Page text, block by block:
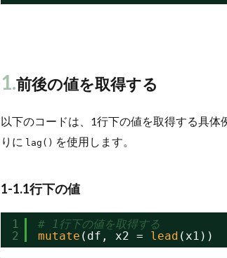
1.前後の値を取得する
以下のコードは、1行下の値を取得する具
りに lag() を使用します。
1-1.1行下の値
1
2
# 1行下の値を取得する
mutate (df, x2 = lead (x1))